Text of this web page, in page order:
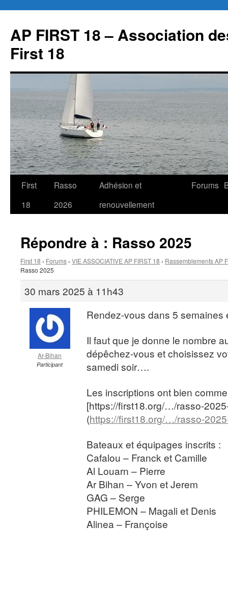
contenu
AP FIRST 18 – Association
First 18
First
18
Rasso
2026
Adhésion et
renouvellement
Forums
Répondre à : Rasso 2025
First 18 › Forums › VIE ASSOCIATIVE AP FIRST 18 › Rassemblements AP
Rasso 2025
30 mars 2025 à 11h43
Ar-Bihan
Participant
Rendez-vous dans 5 semaines
Il faut que je donne le nombre
dépêchez-vous et choisissez
samedi soir….
Les inscriptions ont bien
[https://first18.org/…/rasso-
(https://first18.org/…/rasso-
Bateaux et équipages inscrits :
Cafalou – Franck et Camille
Al Louarn – Pierre
Ar Bihan – Yvon et Jerem
GAG – Serge
PHILEMON – Magali et Denis
Alinea – Françoise